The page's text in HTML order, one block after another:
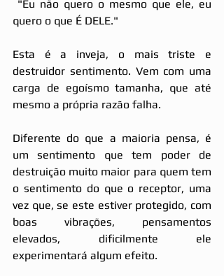
quero o que É DELE."
Esta é a inveja, o mais triste e
destruidor sentimento. Vem com uma
carga de egoísmo tamanha, que até
mesmo a própria razão falha.
Diferente do que a maioria pensa, é
um sentimento que tem poder de
destruição muito maior para quem tem
o sentimento do que o receptor, uma
vez que, se este estiver protegido, com
boas vibrações, pensamentos
elevados, dificilmente ele
experimentará algum efeito.